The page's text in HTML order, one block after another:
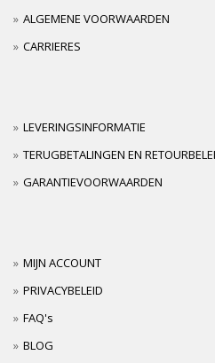
ALGEMENE VOORWAARDEN
CARRIERES
LEVERINGSINFORMATIE
TERUGBETALINGEN EN
GARANTIEVOORWAARDEN
MIJN ACCOUNT
PRIVACYBELEID
FAQ's
BLOG